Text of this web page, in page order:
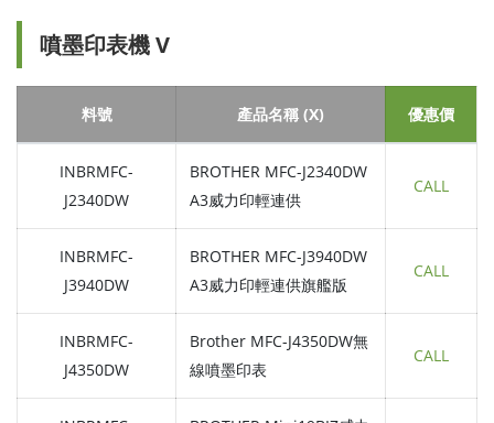
噴墨印表機 V
料號 產品名稱 (X) 優惠價
INBRMFC-
J2340DW
BROTHER MFC-J2340DW
A3威力印輕連供
CALL
INBRMFC-
J3940DW
BROTHER MFC-J3940DW
A3威力印輕連供旗艦版
CALL
INBRMFC-
J4350DW
Brother MFC-J4350DW無
線噴墨印表
CALL